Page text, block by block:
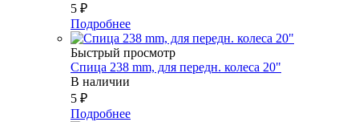
5 ₽
Подробнее
Быстрый просмотр
Спица 238 mm, для передн. колеса 20"
В наличии
5 ₽
Подробнее